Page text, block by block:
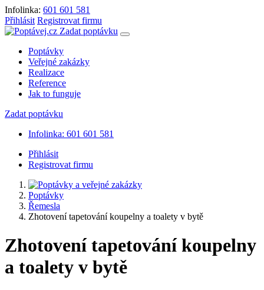
Infolinka: 601 601 581
Přihlásit Registrovat firmu
Zadat poptávku
Poptávky
Veřejné zakázky
Realizace
Reference
Jak to funguje
Zadat poptávku
Infolinka: 601 601 581
Přihlásit
Registrovat firmu
Poptávky
Řemesla
Zhotovení tapetování koupelny a toalety v bytě
Zhotovení tapetování koupelny
a toalety v bytě